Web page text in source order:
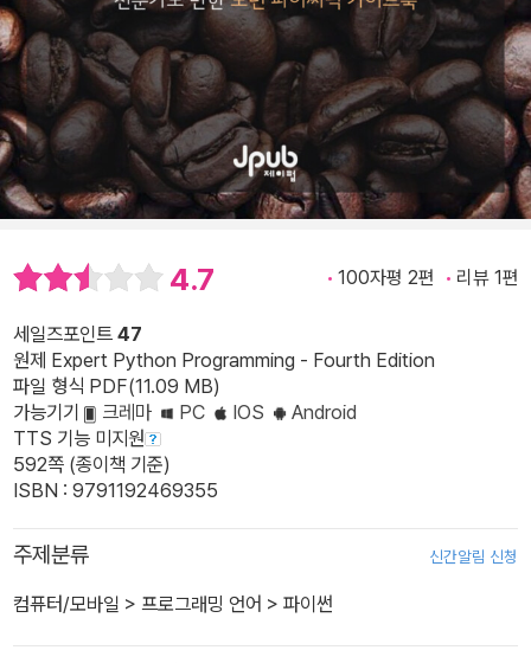
4.7 100자평 2편 리뷰 1편
세일즈포인트 47
원제 Expert Python Programming - Fourth Edition
파일 형식 PDF(11.09 MB)
가능기기
크레마 PC IOS
Android
TTS 기능 미지원
592쪽 (종이책 기준)
ISBN : 9791192469355
주제분류 신간알림 신청
컴퓨터/모바일 > 프로그래밍 언어 > 파이썬